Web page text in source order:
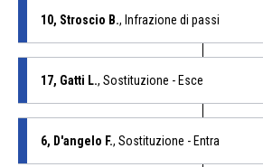
10, Stroscio B., Infrazione di passi
17, Gatti L., Sostituzione - Esce
6, D'angelo F., Sostituzione - Entra